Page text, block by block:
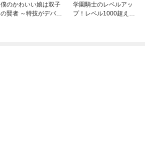
僕のかわいい娘は双子
の賢者 ～特技がデバフ
学園騎士のレベルアッ
プ！レベル1000超えの